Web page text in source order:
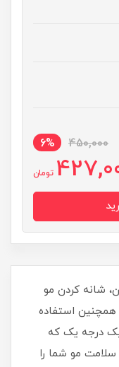
450,000
6%
تومان
شانه کردن مو
استفاده
درجه یک که
مو شما را